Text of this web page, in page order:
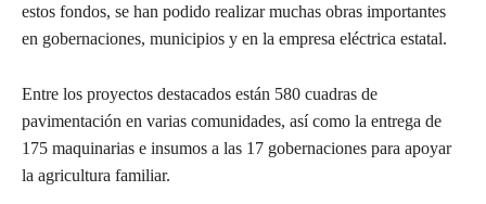
estos fondos, se han podido realizar muchas obras importantes
en gobernaciones, municipios y en la empresa eléctrica estatal.
Entre los proyectos destacados están 580 cuadras de
pavimentación en varias comunidades, así como la entrega de
175 maquinarias e insumos a las 17 gobernaciones para apoyar
la agricultura familiar.